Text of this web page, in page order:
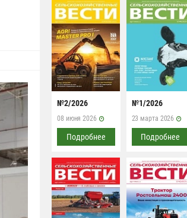
№2/2026
08 июня 2026
Подробнее
№1/2026
23 марта 2026
Подробнее